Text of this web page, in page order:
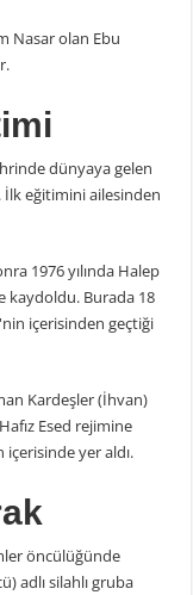
Nasar olan Ebu
dünyaya gelen
İlk eğitimini ailesinden
1976 yılında Halep
kaydoldu. Burada 18
içerisinden geçtiği
Kardeşler (İhvan)
Esed rejimine
içerisinde yer aldı.
öncülüğünde
adlı silahlı gruba